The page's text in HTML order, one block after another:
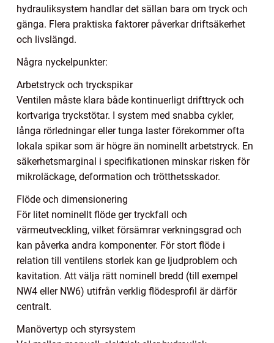
hydrauliksystem handlar det sällan bara om tryck och
gänga. Flera praktiska faktorer påverkar driftsäkerhet
och livslängd.
Några nyckelpunkter:
Arbetstryck och tryckspikar
Ventilen måste klara både kontinuerligt drifttryck och
kortvariga tryckstötar. I system med snabba cykler,
långa rörledningar eller tunga laster förekommer ofta
lokala spikar som är högre än nominellt arbetstryck. En
säkerhetsmarginal i specifikationen minskar risken för
mikroläckage, deformation och trötthetsskador.
Flöde och dimensionering
För litet nominellt flöde ger tryckfall och
värmeutveckling, vilket försämrar verkningsgrad och
kan påverka andra komponenter. För stort flöde i
relation till ventilens storlek kan ge ljudproblem och
kavitation. Att välja rätt nominell bredd (till exempel
NW4 eller NW6) utifrån verklig flödesprofil är därför
centralt.
Manövertyp och styrsystem